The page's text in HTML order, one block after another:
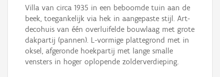
Villa van circa 1935 in een beboomde tuin aan de
beek, toegankelijk via hek in aangepaste stijl. Art-
decohuis van één overluifelde bouwlaag met grote
dakpartij (pannen). L-vormige plattegrond met in
oksel, afgeronde hoekpartij met lange smalle
vensters in hoger oplopende zolderverdieping.